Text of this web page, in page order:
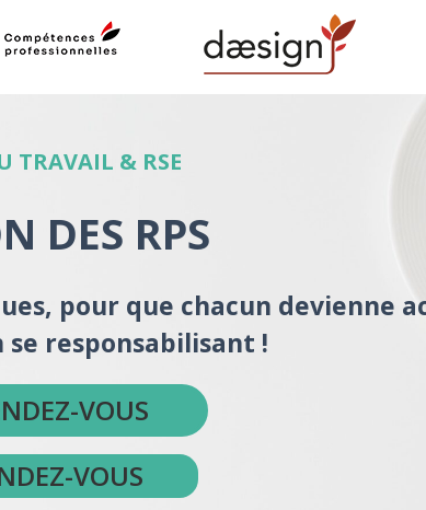
TRAVAIL & RSE
DES RPS
pour que chacun devienne
responsabilisant !
VOUS
VOUS